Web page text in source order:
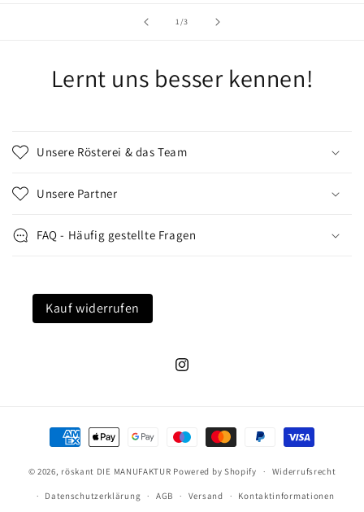
1/von
3
Lernt uns besser kennen!
Unsere Rösterei & das Team
Unsere Partner
FAQ - Häufig gestellte Fragen
Kauf widerrufen
Instagram
Zahlungsmethoden
© 2026, röskant DIE MANUFAKTUR Powered by Shopify Widerrufsrecht
Datenschutzerklärung AGB Versand Kontaktinformationen